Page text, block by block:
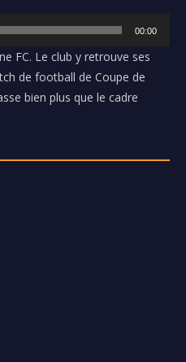
00:00
FC. Le club y retrouve ses
de football de Coupe de
bien plus que le cadre